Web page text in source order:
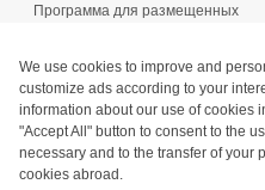
Программа для размещенных
Программа для ключевых
покупателей
Посещать